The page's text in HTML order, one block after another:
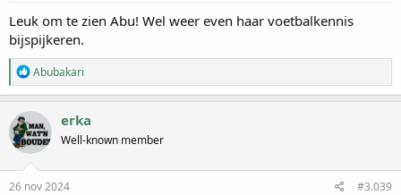
Leuk om te zien Abu! Wel weer even haar voetbalkennis
bijspijkeren.
W
a
a
r
d
e
r
i
n
Abubakari
erka
Well-known member
26 nov 2024 #3.039